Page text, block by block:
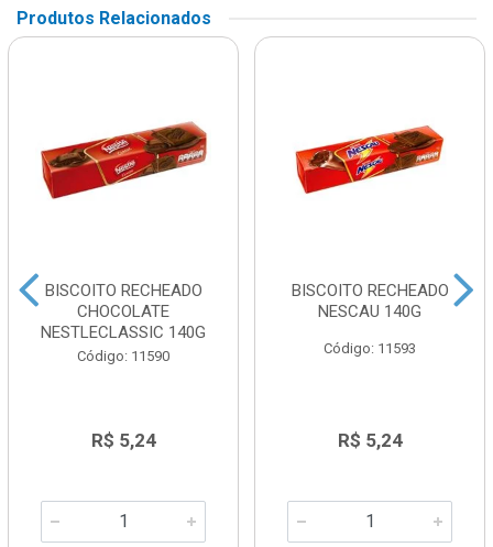
Produtos Relacionados
BISCOITO RECHEADO
CHOCOLATE
NESTLECLASSIC 140G
Código: 11590
R$ 5,24
BISCOITO RECHEADO
NESCAU 140G
Código: 11593
R$ 5,24